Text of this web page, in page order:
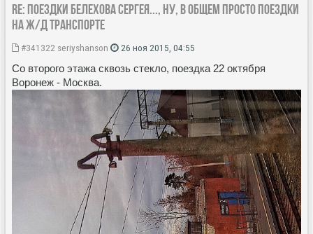
Re: Поездки Белехова Сергея..., ну, в общем просто поездки
на ж/д транспорте
#341322 seriyshanson 26 ноя 2015, 04:55
Со второго этажа сквозь стекло, поездка 22 октября
Воронеж - Москва.